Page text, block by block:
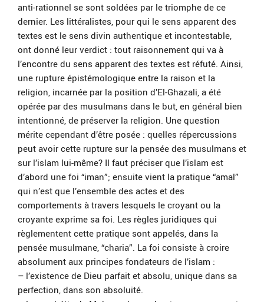
anti-rationnel se sont soldées par le triomphe de ce
dernier. Les littéralistes, pour qui le sens apparent des
textes est le sens divin authentique et incontestable,
ont donné leur verdict : tout raisonnement qui va à
l’encontre du sens apparent des textes est réfuté. Ainsi,
une rupture épistémologique entre la raison et la
religion, incarnée par la position d’El-Ghazali, a été
opérée par des musulmans dans le but, en général bien
intentionné, de préserver la religion. Une question
mérite cependant d’être posée : quelles répercussions
peut avoir cette rupture sur la pensée des musulmans et
sur l’islam lui-même? Il faut préciser que l’islam est
d’abord une foi “iman”; ensuite vient la pratique “amal”
qui n’est que l’ensemble des actes et des
comportements à travers lesquels le croyant ou la
croyante exprime sa foi. Les règles juridiques qui
règlementent cette pratique sont appelés, dans la
pensée musulmane, “charia”. La foi consiste à croire
absolument aux principes fondateurs de l’islam :
– l’existence de Dieu parfait et absolu, unique dans sa
perfection, dans son absoluité.